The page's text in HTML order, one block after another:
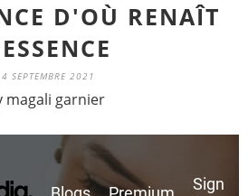
D'OÙ RENAÎT
SEPTEMBRE 2021
magali garnier